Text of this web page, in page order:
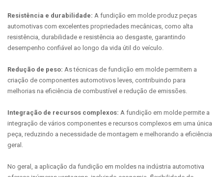
Resistência e durabilidade: A fundição em molde produz peças
automotivas com excelentes propriedades mecânicas, como alta
resistência, durabilidade e resistência ao desgaste, garantindo
desempenho confiável ao longo da vida útil do veículo.
Redução de peso: As técnicas de fundição em molde permitem a
criação de componentes automotivos leves, contribuindo para
melhorias na eficiência de combustível e redução de emissões.
Integração de recursos complexos: A fundição em molde permite a
integração de vários componentes e recursos complexos em uma única
peça, reduzindo a necessidade de montagem e melhorando a eficiência
geral.
No geral, a aplicação da fundição em moldes na indústria automotiva